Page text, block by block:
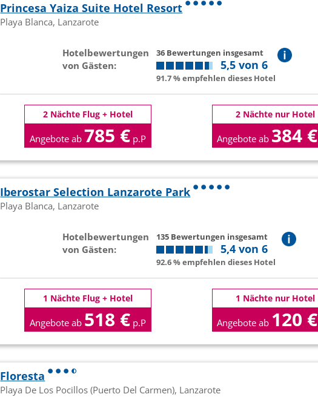
Princesa Yaiza Suite Hotel Resort
Playa Blanca, Lanzarote
Hotelbewertungen
von Gästen:
36 Bewertungen insgesamt
5,5 von 6
91.7 % empfehlen dieses Hotel
2 Nächte Flug + Hotel
Angebote ab 785 € p.P
2 Nächte nur Hotel
Angebote ab 384 €
Iberostar Selection Lanzarote Park
Playa Blanca, Lanzarote
Hotelbewertungen
von Gästen:
135 Bewertungen insgesamt
5,4 von 6
92.6 % empfehlen dieses Hotel
1 Nächte Flug + Hotel
Angebote ab 518 € p.P
1 Nächte nur Hotel
Angebote ab 120 €
Floresta
Playa De Los Pocillos (Puerto Del Carmen), Lanzarote